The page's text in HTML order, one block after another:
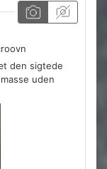
den sigtede
uden